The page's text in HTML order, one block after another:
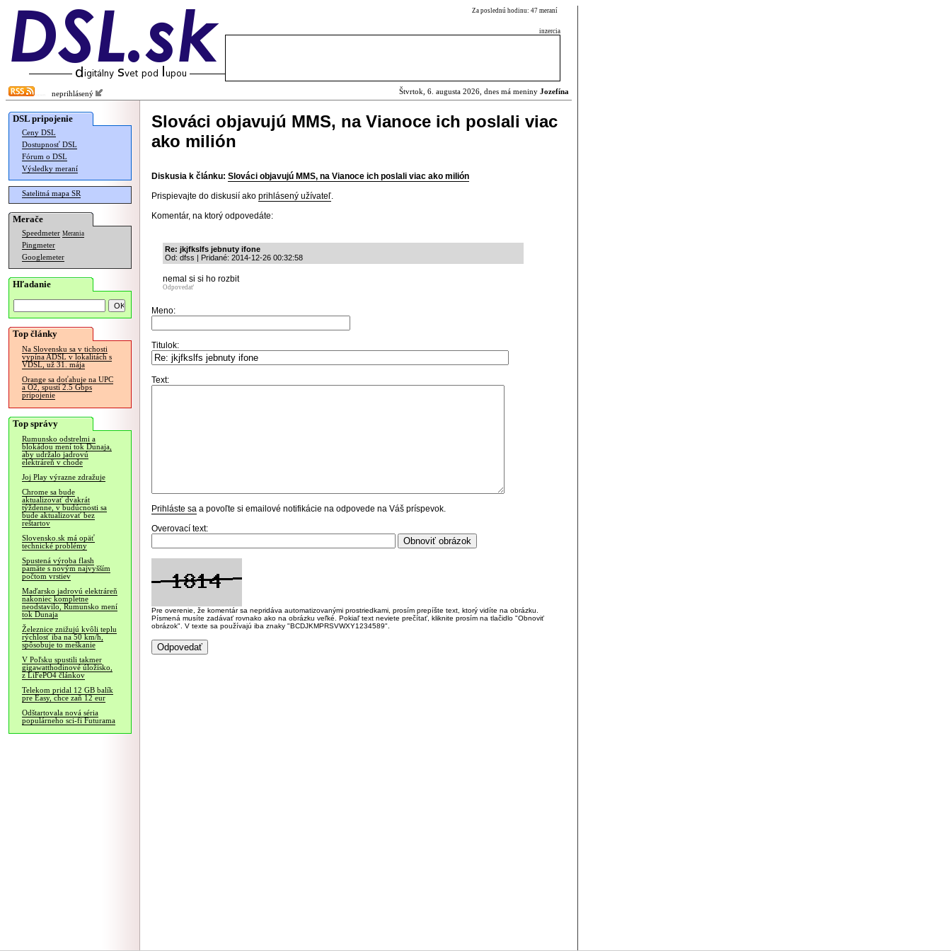
Za poslednú hodinu: 47 meraní
inzercia
neprihlásený Štvrtok, 6. augusta 2026, dnes má meniny Jozefína
DSL pripojenie
Ceny DSL
Dostupnosť DSL
Fórum o DSL
Výsledky meraní
Satelitná mapa SR
Merače
Speedmeter Merania
Pingmeter
Googlemeter
Hľadanie
Top články
Na Slovensku sa v tichosti
vypína ADSL v lokalitách s
VDSL, už 31. mája
Orange sa doťahuje na UPC
a O2, spustí 2.5 Gbps
pripojenie
Top správy
Rumunsko odstrelmi a
blokádou mení tok Dunaja,
aby udržalo jadrovú
elektráreň v chode
Joj Play výrazne zdražuje
Chrome sa bude
aktualizovať dvakrát
týždenne, v budúcnosti sa
bude aktualizovať bez
reštartov
Slovensko.sk má opäť
technické problémy
Spustená výroba flash
pamäte s novým najvyšším
počtom vrstiev
Maďarsko jadrovú elektráreň
nakoniec kompletne
neodstavilo, Rumunsko mení
tok Dunaja
Železnice znižujú kvôli teplu
rýchlosť iba na 50 km/h,
spôsobuje to meškanie
V Poľsku spustili takmer
gigawatthodinové úložisko,
z LiFePO4 článkov
Telekom pridal 12 GB balík
pre Easy, chce zaň 12 eur
Odštartovala nová séria
populárneho sci-fi Futurama
Slováci objavujú MMS, na Vianoce ich poslali viac
ako milión
Diskusia k článku: Slováci objavujú MMS, na Vianoce ich poslali viac ako milión
Prispievajte do diskusií ako prihlásený užívateľ.
Komentár, na ktorý odpovedáte:
Re: jkjfkslfs jebnuty ifone
Od: dfss | Pridané: 2014-12-26 00:32:58
nemal si si ho rozbit
Odpovedať
Meno:
Titulok:
Text:
Prihláste sa a povoľte si emailové notifikácie na odpovede na Váš príspevok.
Overovací text:
Pre overenie, že komentár sa nepridáva automatizovanými prostriedkami, prosím prepíšte text, ktorý vidíte na obrázku.
Písmená musíte zadávať rovnako ako na obrázku veľké. Pokiaľ text neviete prečítať, kliknite prosím na tlačidlo "Obnoviť
obrázok". V texte sa používajú iba znaky "BCDJKMPRSVWXY1234589".